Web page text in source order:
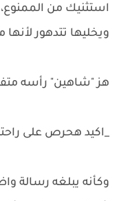
استثنيك من
ويخليها تتدهور
هز "شاهين" رأسه
_اكيد هحرص على
وكأنه يبلغه رسالة